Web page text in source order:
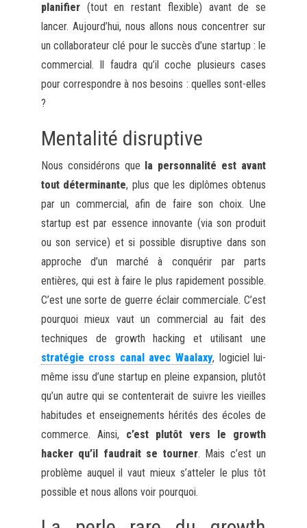
planifier (tout en restant flexible) avant de se
lancer. Aujourd’hui, nous allons nous concentrer sur
un collaborateur clé pour le succès d’une startup : le
commercial. Il faudra qu’il coche plusieurs cases
pour correspondre à nos besoins : quelles sont-elles
?
Mentalité disruptive
Nous considérons que la personnalité est avant
tout déterminante, plus que les diplômes obtenus
par un commercial, afin de faire son choix. Une
startup est par essence innovante (via son produit
ou son service) et si possible disruptive dans son
approche d’un marché à conquérir par parts
entières, qui est à faire le plus rapidement possible.
C’est une sorte de guerre éclair commerciale. C’est
pourquoi mieux vaut un commercial au fait des
techniques de growth hacking et utilisant une
stratégie cross canal avec Waalaxy, logiciel lui-
même issu d’une startup en pleine expansion, plutôt
qu’un autre qui se contenterait de suivre les vieilles
habitudes et enseignements hérités des écoles de
commerce. Ainsi, c’est plutôt vers le growth
hacker qu’il faudrait se tourner. Mais c’est un
problème auquel il vaut mieux s’atteler le plus tôt
possible et nous allons voir pourquoi.